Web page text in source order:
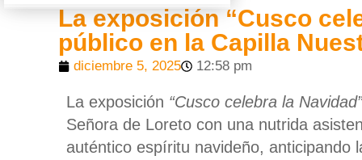
La exposición “Cusco
público en la Capilla
diciembre 5, 2025 12:58 pm
La exposición “Cusco celebra la Navidad”
Señora de Loreto con una nutrida
auténtico espíritu navideño, anticipando